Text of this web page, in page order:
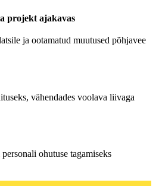
projekt ajakavas
ja ootamatud muutused põhjavee
vähendades voolava liivaga
ohutuse tagamiseks